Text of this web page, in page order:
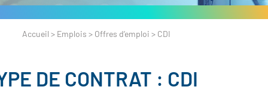
Accueil > Emplois > Offres d’emploi > CDI
DE CONTRAT : CDI